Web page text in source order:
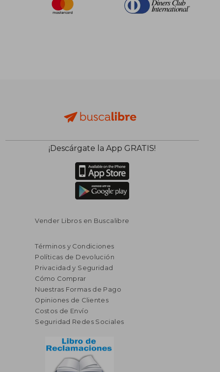
¡Descárgate la App GRATIS!
Vender Libros en Buscalibre
Términos y Condiciones
Políticas de Devolución
Privacidad y Seguridad
Cómo Comprar
Nuestras Formas de Pago
Opiniones de Clientes
Costos de Envío
Seguridad Redes Sociales